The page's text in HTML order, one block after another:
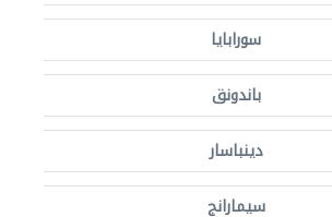
سورابايا
باندونق
دينباسار
سيمارانج